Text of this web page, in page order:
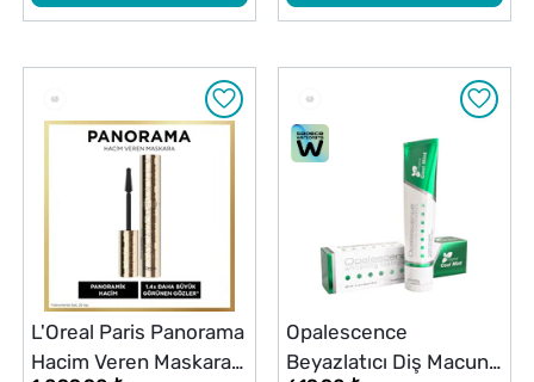
L'Oreal Paris Panorama
Hacim Veren Maskara
Opalescence
Beyazlatıcı Diş Macunu